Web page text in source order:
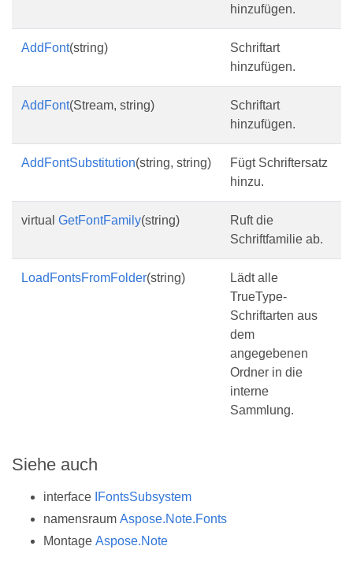
hinzufügen.
AddFont(string)
Schriftart
hinzufügen.
AddFont(Stream, string)
Schriftart
hinzufügen.
AddFontSubstitution(string, string)
Fügt Schriftersatz
hinzu.
virtual GetFontFamily(string)
Ruft die
Schriftfamilie ab.
LoadFontsFromFolder(string)
Lädt alle
TrueType-
Schriftarten aus
dem
angegebenen
Ordner in die
interne
Sammlung.
Siehe auch
interface IFontsSubsystem
namensraum Aspose.Note.Fonts
Montage Aspose.Note